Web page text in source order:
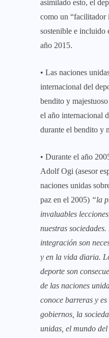
asimilado esto, el
como un “facilitador
sostenible e incluido
año 2015.
• Las naciones
internacional del
bendito y
el año internacional
durante el bendito y
• Durante el año
Adolf Ogi (asesor
naciones unidas
paz en el 2005) “la
invaluables
nuestras
integración son
y en la vida diaria.
deporte son
de las naciones
conoce barreras y
gobiernos, la
unidas, el mundo